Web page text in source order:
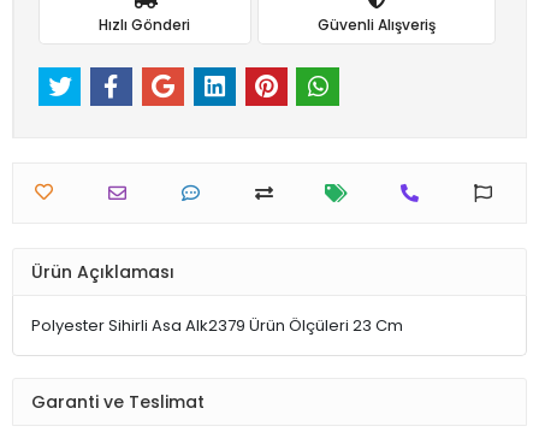
Hızlı Gönderi Güvenli Alışveriş
Ürün Açıklaması
Polyester Sihirli Asa Alk2379 Ürün Ölçüleri 23 Cm
Garanti ve Teslimat